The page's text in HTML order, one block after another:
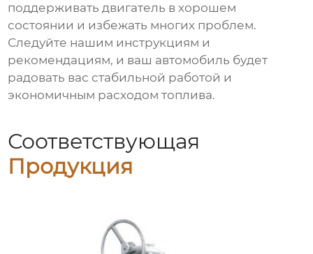
поддерживать двигатель в хорошем
состоянии и избежать многих проблем.
Следуйте нашим инструкциям и
рекомендациям, и ваш автомобиль будет
радовать вас стабильной работой и
экономичным расходом топлива.
Соответствующая
Продукция